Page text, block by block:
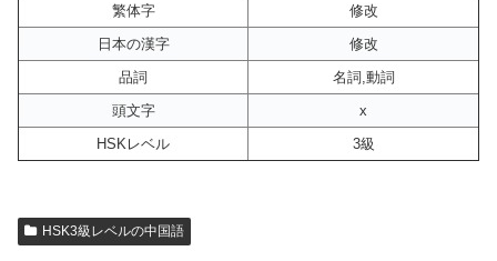
繁体字
修改
日本の漢字
修改
品詞
名詞,動詞
頭文字
x
HSKレベル
3級
HSK3級レベルの中国語